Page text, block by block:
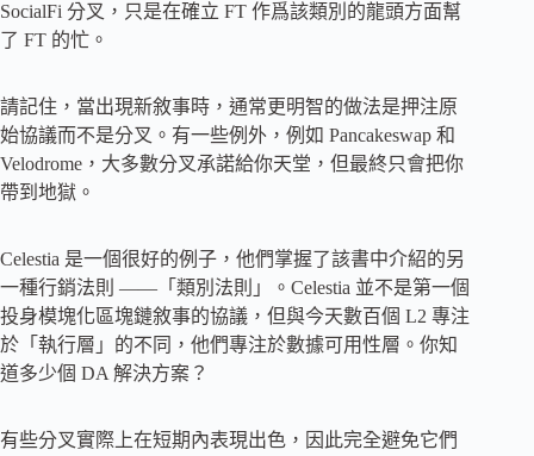
SocialFi 分叉，只是在確立 FT 作爲該類別的龍頭方面幫
了 FT 的忙。
請記住，當出現新敘事時，通常更明智的做法是押注原
始協議而不是分叉。有一些例外，例如 Pancakeswap 和
Velodrome，大多數分叉承諾給你天堂，但最終只會把你
帶到地獄。
Celestia 是一個很好的例子，他們掌握了該書中介紹的另
一種行銷法則 ——「類別法則」。Celestia 並不是第一個
投身模塊化區塊鏈敘事的協議，但與今天數百個 L2 專注
於「執行層」的不同，他們專注於數據可用性層。你知
道多少個 DA 解決方案？
有些分叉實際上在短期內表現出色，因此完全避免它們